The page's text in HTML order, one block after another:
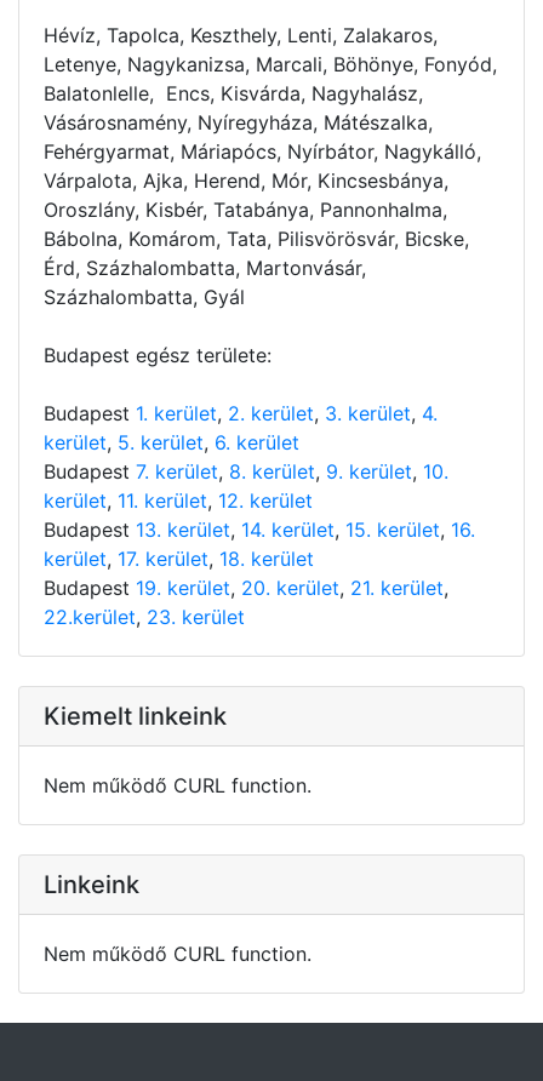
Hévíz, Tapolca, Keszthely, Lenti, Zalakaros,
Letenye, Nagykanizsa, Marcali, Böhönye, Fonyód,
Balatonlelle, Encs, Kisvárda, Nagyhalász,
Vásárosnamény, Nyíregyháza, Mátészalka,
Fehérgyarmat, Máriapócs, Nyírbátor, Nagykálló,
Várpalota, Ajka, Herend, Mór, Kincsesbánya,
Oroszlány, Kisbér, Tatabánya, Pannonhalma,
Bábolna, Komárom, Tata, Pilisvörösvár, Bicske,
Érd, Százhalombatta, Martonvásár,
Százhalombatta, Gyál
Budapest egész területe:
Budapest 1. kerület, 2. kerület, 3. kerület, 4.
kerület, 5. kerület, 6. kerület
Budapest 7. kerület, 8. kerület, 9. kerület, 10.
kerület, 11. kerület, 12. kerület
Budapest 13. kerület, 14. kerület, 15. kerület, 16.
kerület, 17. kerület, 18. kerület
Budapest 19. kerület, 20. kerület, 21. kerület,
22.kerület, 23. kerület
Kiemelt linkeink
Nem működő CURL function.
Linkeink
Nem működő CURL function.